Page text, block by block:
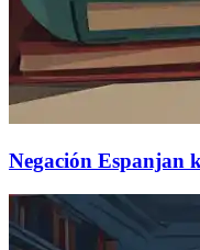
Negación Espanjan